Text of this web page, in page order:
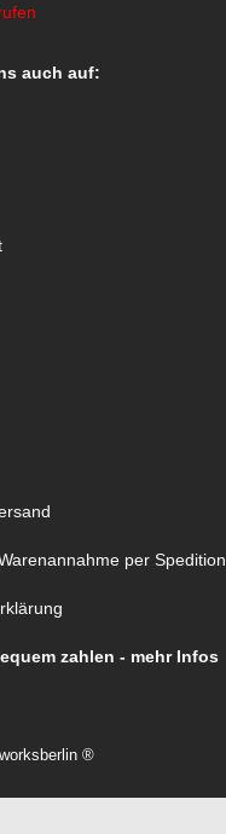
auch auf:
per Spedition
zahlen - mehr Infos
®